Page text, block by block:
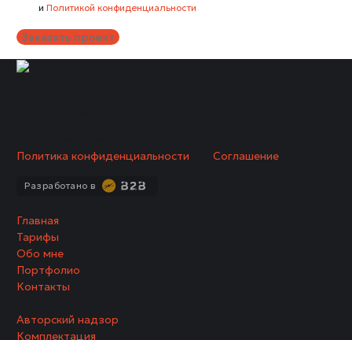
и Политикой конфиденциальности
Заказать проект
Политика конфиденциальности
Соглашение
Разработано в
Главная
Тарифы
Обо мне
Портфолио
Контакты
Авторский надзор
Комплектация